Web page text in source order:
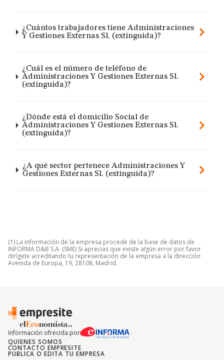
¿Cuántos trabajadores tiene Administraciones
Y Gestiones Externas Sl. (extinguida)?
¿Cuál es el número de teléfono de
Administraciones Y Gestiones Externas Sl.
(extinguida)?
¿Dónde está el domicilio Social de
Administraciones Y Gestiones Externas Sl.
(extinguida)?
¿A qué sector pertenece Administraciones Y
Gestiones Externas Sl. (extinguida)?
(1) La información de la empresa procede de la base de datos de
INFORMA D&B S.A. (SME) Si aprecias que existe algún error por favor
dirígete acreditando tu representación de la empresa a la dirección
Avenida de Europa, 19, 28108, Madrid.
Información ofrecida por
QUIENES SOMOS
CONTACTO EMPRESITE
PUBLICA O EDITA TU EMPRESA